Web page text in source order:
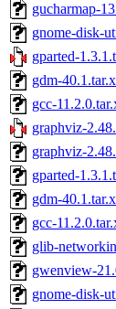
gucharmap-
gnome-disk-
gparted-
gdm-
gcc-
graphviz-
graphviz-
gparted-
gdm-
gcc-
glib-
gwenview-
gnome-disk-